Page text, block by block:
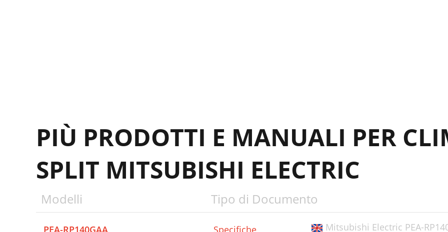
PIÙ PRODOTTI E MANUALI PER
SPLIT MITSUBISHI ELECTRIC
Modelli Tipo di Documento
PEA-RP140GAA Specifiche Mitsubishi Electric PEA-